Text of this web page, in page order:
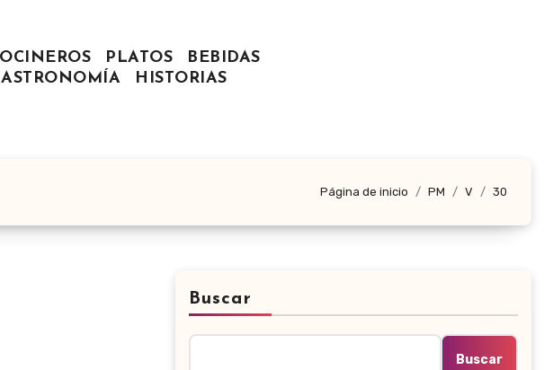
PLATOS
BEBIDAS
HISTORIAS
Página de inicio PM V 30
Buscar
Buscar